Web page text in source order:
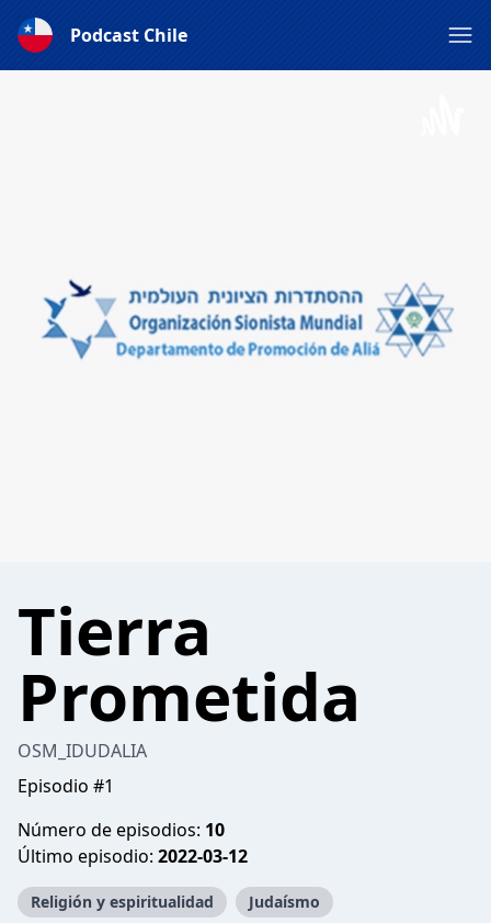
Podcast Chile
Tierra
Prometida
OSM_IDUDALIA
Episodio #1
Número de episodios: 10
Último episodio: 2022-03-12
Religión y espiritualidad Judaísmo